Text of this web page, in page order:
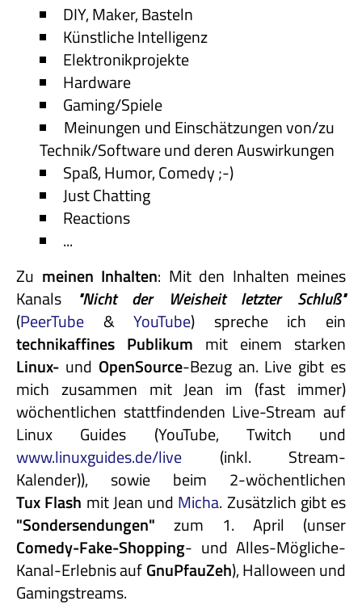
DIY, Maker, Basteln
Künstliche Intelligenz
Elektronikprojekte
Hardware
Gaming/Spiele
Meinungen und Einschätzungen von/zu
Technik/Software und deren Auswirkungen
Spaß, Humor, Comedy ;-)
Just Chatting
Reactions
...
Zu meinen Inhalten: Mit den Inhalten meines
Kanals
"Nicht der Weisheit letzter
Schluß"
(PeerTube &YouTube) spreche ich ein
technikaffines Publikum mit einem starken
Linux- und OpenSource-Bezug an. Live gibt es
mich zusammen mit Jean im (fast immer)
wöchentlichen stattfindenden Live-Stream auf
Linux Guides (YouTube, Twitch und
www.linuxguides.de/live (inkl. Stream-
Kalender)), sowie beim 2-wöchentlichen
Tux Flash mit Jean und Micha. Zusätzlich gibt es
"Sondersendungen" zum 1. April (unser
Comedy-Fake-Shopping- und Alles-Mögliche-
Kanal-Erlebnis aufGnuPfauZeh), Halloween und
Gamingstreams.